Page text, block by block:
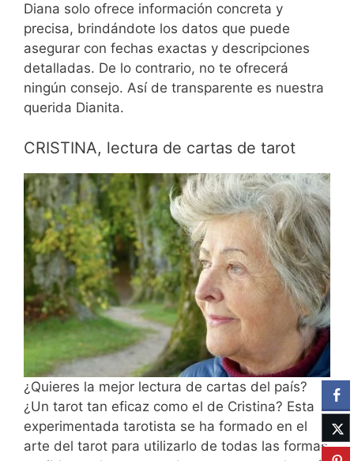
Diana solo ofrece información concreta y
precisa, brindándote los datos que puede
asegurar con fechas exactas y descripciones
detalladas. De lo contrario, no te ofrecerá
ningún consejo. Así de transparente es nuestra
querida Dianita.
CRISTINA, lectura de cartas de tarot
¿Quieres la mejor lectura de cartas del país?
¿Un tarot tan eficaz como el de Cristina? Esta
experimentada tarotista se ha formado en el
arte del tarot para utilizarlo de todas las formas